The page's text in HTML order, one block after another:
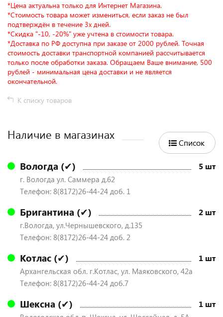
*Цена актуальна только для Интернет Магазина.
*Стоимость товара может измениться, если заказ не был
подтверждён в течение 3х дней.
*Скидка "-10, -20%" уже учтена в стоимости товара.
*Доставка по РФ доступна при заказе от 2000 рублей. Точная
стоимость доставки транспортной компанией рассчитывается
только после обработки заказа. Обращаем Ваше внимание, 500
рублей - минимальная цена доставки и не является
окончательной.
К списку товаров
Наличие в магазинах
Список
Вологда (✔) 5 шт
г. Вологда ул. Саммера д.62
Телефон: 8(8172)26-44-24 доб. 1
Бригантина (✔) 2 шт
г.Вологда, ул.Чернышевского, д.135
Телефон: 8(8172)26-44-24 доб. 2
Котлас (✔) 1 шт
Архангельская обл. г.Котлас, ул. Маяковского, 42а
Телефон: 8(8172)26-44-24 доб.7
Шексна (✔) 1 шт